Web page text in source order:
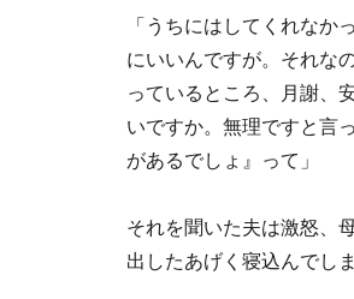
「うちにはしてくれな
にいいんですが。それな
っているところ、月謝、
いですか。無理ですと言
があるでしょ』って」
それを聞いた夫は激怒、
出したあげく寝込んでし